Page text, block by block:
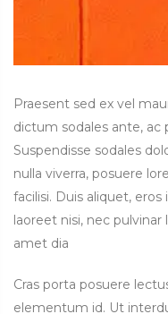
Praesent sed ex vel
dictum sodales ante, ac
Suspendisse sodales
nulla viverra, posuere
facilisi. Duis aliquet,
laoreet nisi, nec
amet dia
Cras porta posuere
elementum id. Ut